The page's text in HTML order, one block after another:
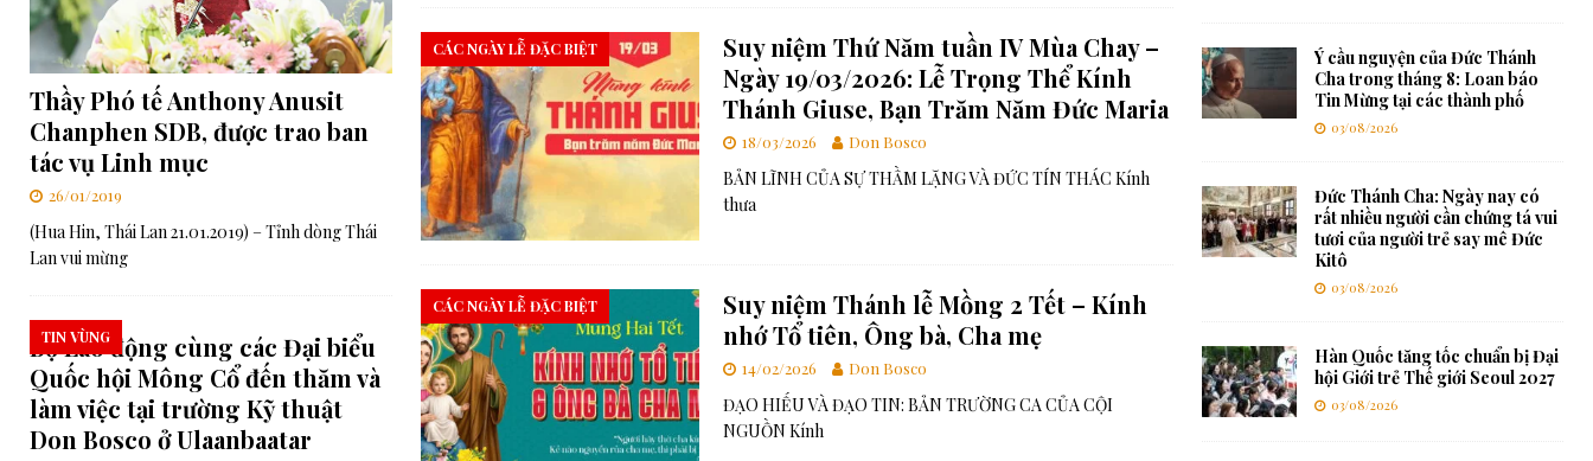
CÁC NGÀY LỄ ĐẶC BIỆT
Suy niệm Thứ Năm tuần IV Mùa Chay –
Ngày 19/03/2026: Lễ Trọng Thể Kính
Thánh Giuse, Bạn Trăm Năm Đức Maria
18/03/2026 Don Bosco
BẢN LĨNH CỦA SỰ THẦM LẶNG VÀ ĐỨC TÍN THÁC Kính
thưa
CÁC NGÀY LỄ ĐẶC BIỆT
Suy niệm Thánh lễ Mồng 2 Tết – Kính
nhớ Tổ tiên, Ông bà, Cha mẹ
14/02/2026 Don Bosco
ĐẠO HIẾU VÀ ĐẠO TIN: BẢN TRƯỜNG CA CỦA CỘI
NGUỒN Kính
Thầy Phó tế Anthony Anusit
Chanphen SDB, được trao ban
tác vụ Linh mục
26/01/2019
(Hua Hin, Thái Lan 21.01.2019) – Tỉnh dòng Thái
Lan vui mừng
Bộ Lao động cùng các Đại biểu
Quốc hội Mông Cổ đến thăm và
làm việc tại trường Kỹ thuật
Don Bosco ở Ulaanbaatar
TIN VÙNG
Ý cầu nguyện của Đức Thánh
Cha trong tháng 8: Loan báo
Tin Mừng tại các thành phố
03/08/2026
Đức Thánh Cha: Ngày nay có
rất nhiều người cần chứng tá vui
tươi của người trẻ say mê Đức
Kitô
03/08/2026
Hàn Quốc tăng tốc chuẩn bị Đại
hội Giới trẻ Thế giới Seoul 2027
03/08/2026